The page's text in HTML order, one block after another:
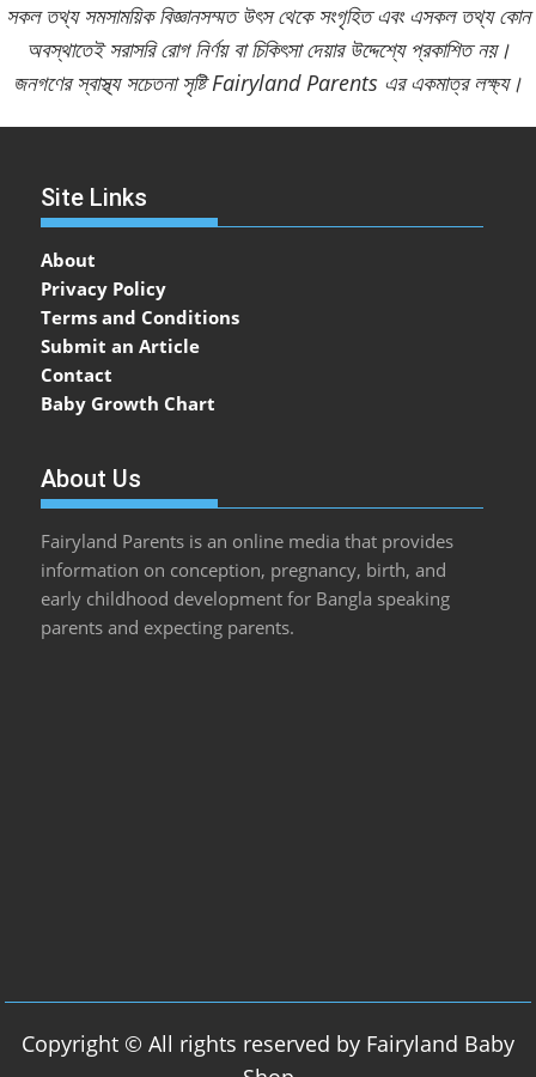
সকল তথ্য সমসাময়িক বিজ্ঞানসম্মত উৎস থেকে সংগৃহিত এবং এসকল তথ্য কোন
অবস্থাতেই সরাসরি রোগ নির্ণয় বা চিকিৎসা দেয়ার উদ্দেশ্যে প্রকাশিত নয়।
জনগণের স্বাস্থ্য সচেতনা সৃষ্টি Fairyland Parents এর একমাত্র লক্ষ্য।
Site Links
About
Privacy Policy
Terms and Conditions
Submit an Article
Contact
Baby Growth Chart
About Us
Fairyland Parents is an online media that provides
information on conception, pregnancy, birth, and
early childhood development for Bangla speaking
parents and expecting parents.
Copyright © All rights reserved by Fairyland Baby